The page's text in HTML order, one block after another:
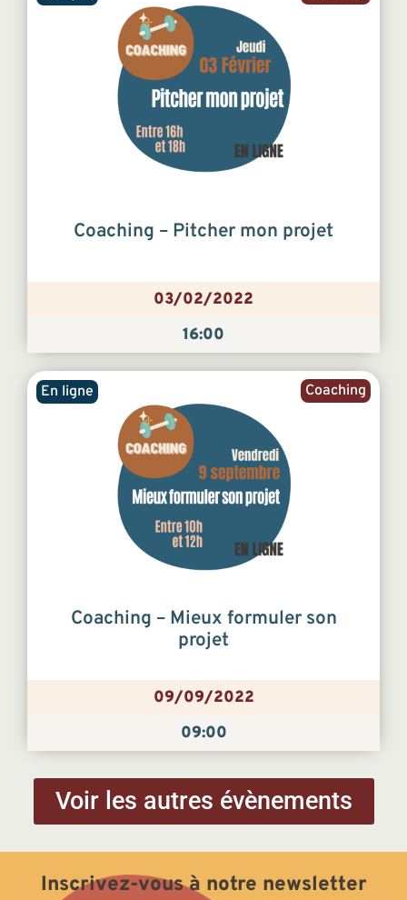
Coaching – Pitcher mon projet
03/02/2022
16:00
Coaching
En ligne
Coaching – Mieux formuler son
projet
09/09/2022
09:00
Voir les autres évènements
Inscrivez-vous à notre newsletter